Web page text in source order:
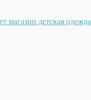
магазин детская одежда